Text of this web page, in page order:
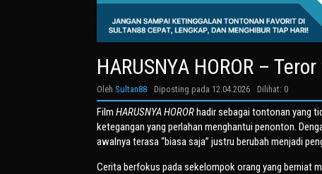
HARUSNYA HOROR –
Oleh Sultan88 Diposting pada 12.04.2026 Dilihat: 0
Film HARUSNYA HORORhadir sebagai tontonan yang
ketegangan yang perlahan menghantui penonton.
awalnya terasa “biasa saja” justru berubah menjadi
Cerita berfokus pada sekelompok orang yang berniat